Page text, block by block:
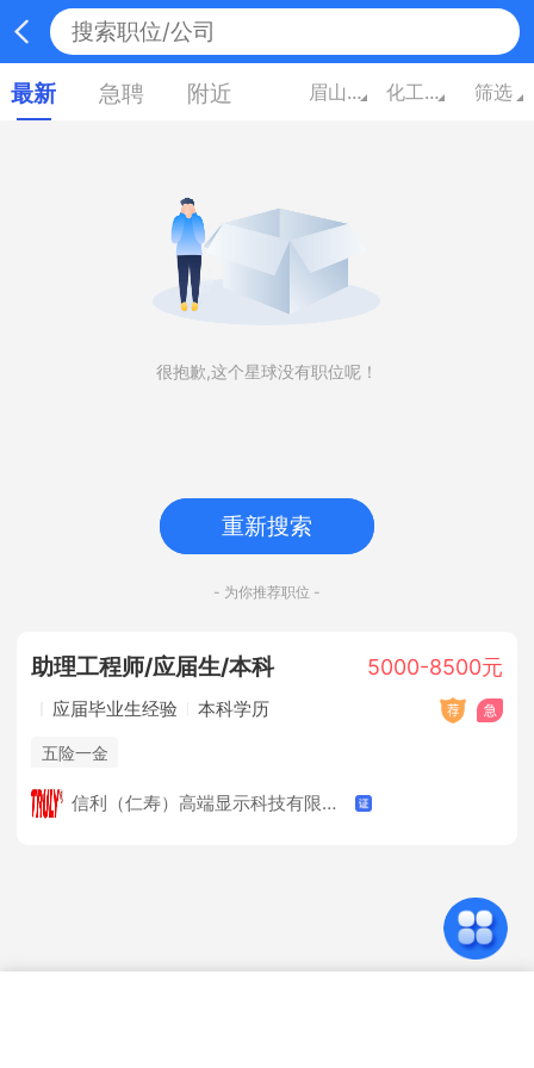
最新 急聘 附近 眉山四川 化工/能源 筛选
很抱歉,这个星球没有职位呢！
重新搜索
- 为你推荐职位 -
助理工程师/应届生/本科 5000-8500元
应届毕业生经验 本科学历
五险一金
信利（仁寿）高端显示科技有限公司